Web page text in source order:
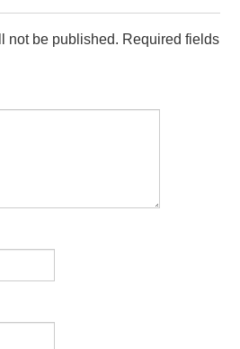
not be published. Required fields